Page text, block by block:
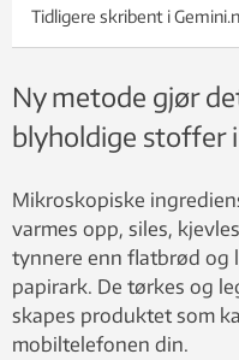
Tidligere skribent i
Ny metode gjør
blyholdige stoffer
Mikroskopiske
varmes opp, siles,
tynnere enn flatbrød og
papirark. De tørkes og
skapes produktet som
mobiltelefonen din.